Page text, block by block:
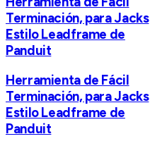
Terminación, para Jacks
Estilo Leadframe de
Panduit
Herramienta de Fácil
Terminación, para Jacks
Estilo Leadframe de
Panduit